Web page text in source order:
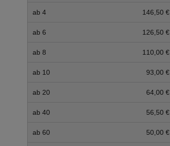
ab 4 146,50 €
ab 6 126,50 €
ab 8 110,00 €
ab 10 93,00 €
ab 20 64,00 €
ab 40 56,50 €
ab 60 50,00 €